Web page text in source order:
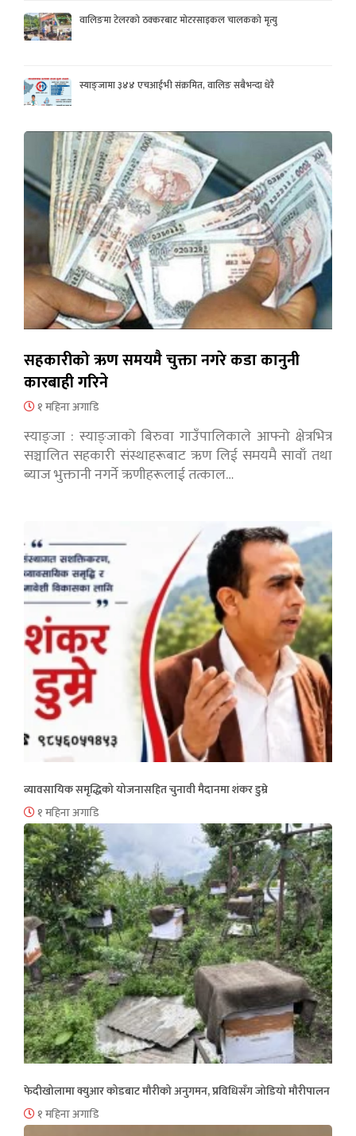
वालिङमा टेलरको ठक्करबाट मोटरसाइकल चालकको मृत्यु
स्याङ्जामा ३४४ एचआईभी संक्रमित, वालिङ सबैभन्दा धेरै
सहकारीको ऋण समयमै चुक्ता नगरे कडा कानुनी
कारबाही गरिने
१ महिना अगाडि
स्याङ्जा : स्याङ्जाको बिरुवा गाउँपालिकाले आफ्नो क्षेत्रभित्र
सञ्चालित सहकारी संस्थाहरूबाट ऋण लिई समयमै सावाँ तथा
ब्याज भुक्तानी नगर्ने ऋणीहरूलाई तत्काल…
व्यावसायिक समृद्धिको योजनासहित चुनावी मैदानमा शंकर डुम्रे
१ महिना अगाडि
फेदीखोलामा क्युआर कोडबाट मौरीको अनुगमन, प्रविधिसँग जोडियो मौरीपालन
१ महिना अगाडि